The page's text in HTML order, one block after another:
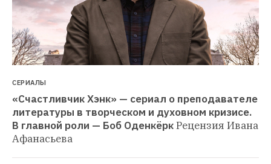
СЕРИАЛЫ
«Счастливчик Хэнк» — сериал о преподавателе
литературы в творческом и духовном кризисе.
В главной роли — Боб ОденкёркРецензия Ивана
Афанасьева